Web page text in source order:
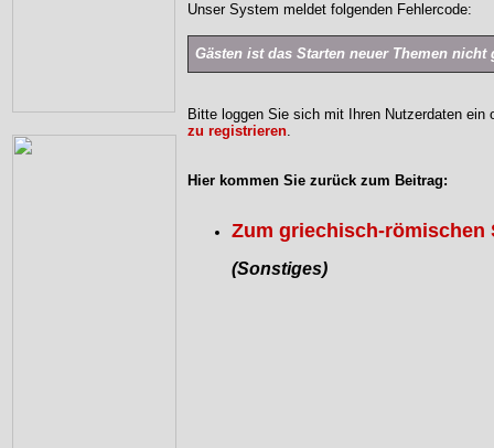
Unser System meldet folgenden Fehlercode:
Gästen ist das Starten neuer Themen nicht
Bitte loggen Sie sich mit Ihren Nutzerdaten
zu registrieren.
Hier kommen Sie zurück zum Beitrag:
Zum griechisch-römischen
(Sonstiges)